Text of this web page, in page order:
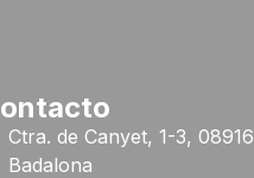
Ctra. de Canyet, 1-3, 08916
Badalona